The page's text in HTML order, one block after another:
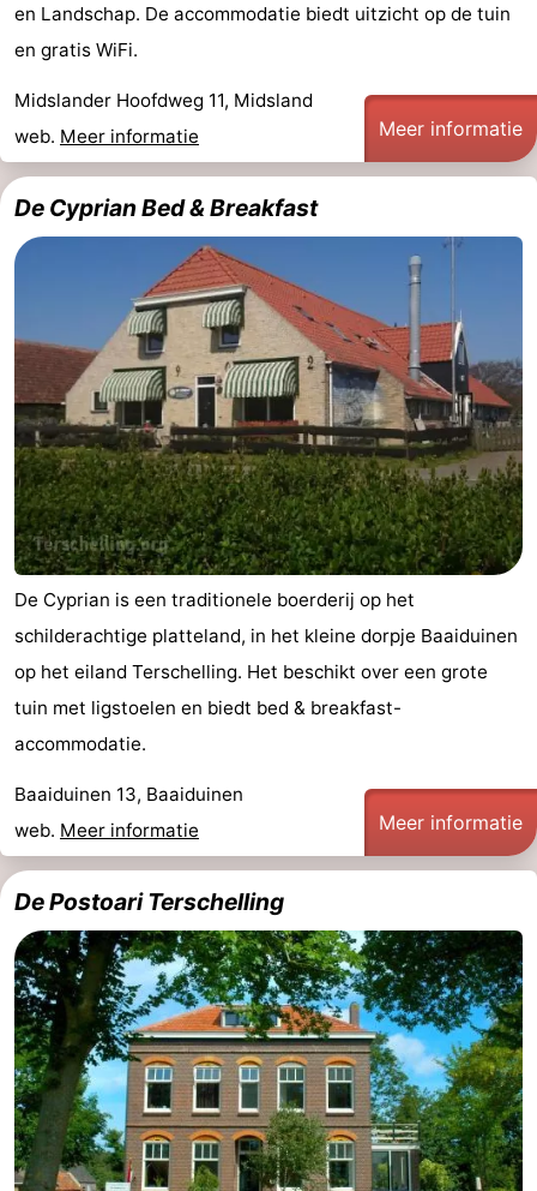
De
Riesen
-
Elements
-
Schuttersbos
-
Tjermelân
Last
Zien
&
doen
Bezienswaardigheden
-
Musea
-
Monumenten
-
Kerken
-
Uitkijkpunten
Attracties
-
Rondvaarten
-
Speeltuinen
-
Minigolfbanen
Wellness
centra
Natuur
Rondleidingen
Sporten
-
en Landschap. De accommodatie biedt uitzicht op de tuin
en gratis WiFi.
Midslander Hoofdweg 11, Midsland
web. Meer informatie Meer informatie
De Cyprian Bed & Breakfast
De Cyprian is een traditionele boerderij op het
schilderachtige platteland, in het kleine dorpje Baaiduinen
op het eiland Terschelling. Het beschikt over een grote
tuin met ligstoelen en biedt bed & breakfast-
accommodatie.
Baaiduinen 13, Baaiduinen
web. Meer informatie Meer informatie
De Postoari Terschelling